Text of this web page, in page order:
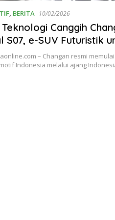
, BERITA 10/02/2026
Canggih
S07, e-SUV Futuristik
Modern– Changan resmi
Indonesia melalui ajang